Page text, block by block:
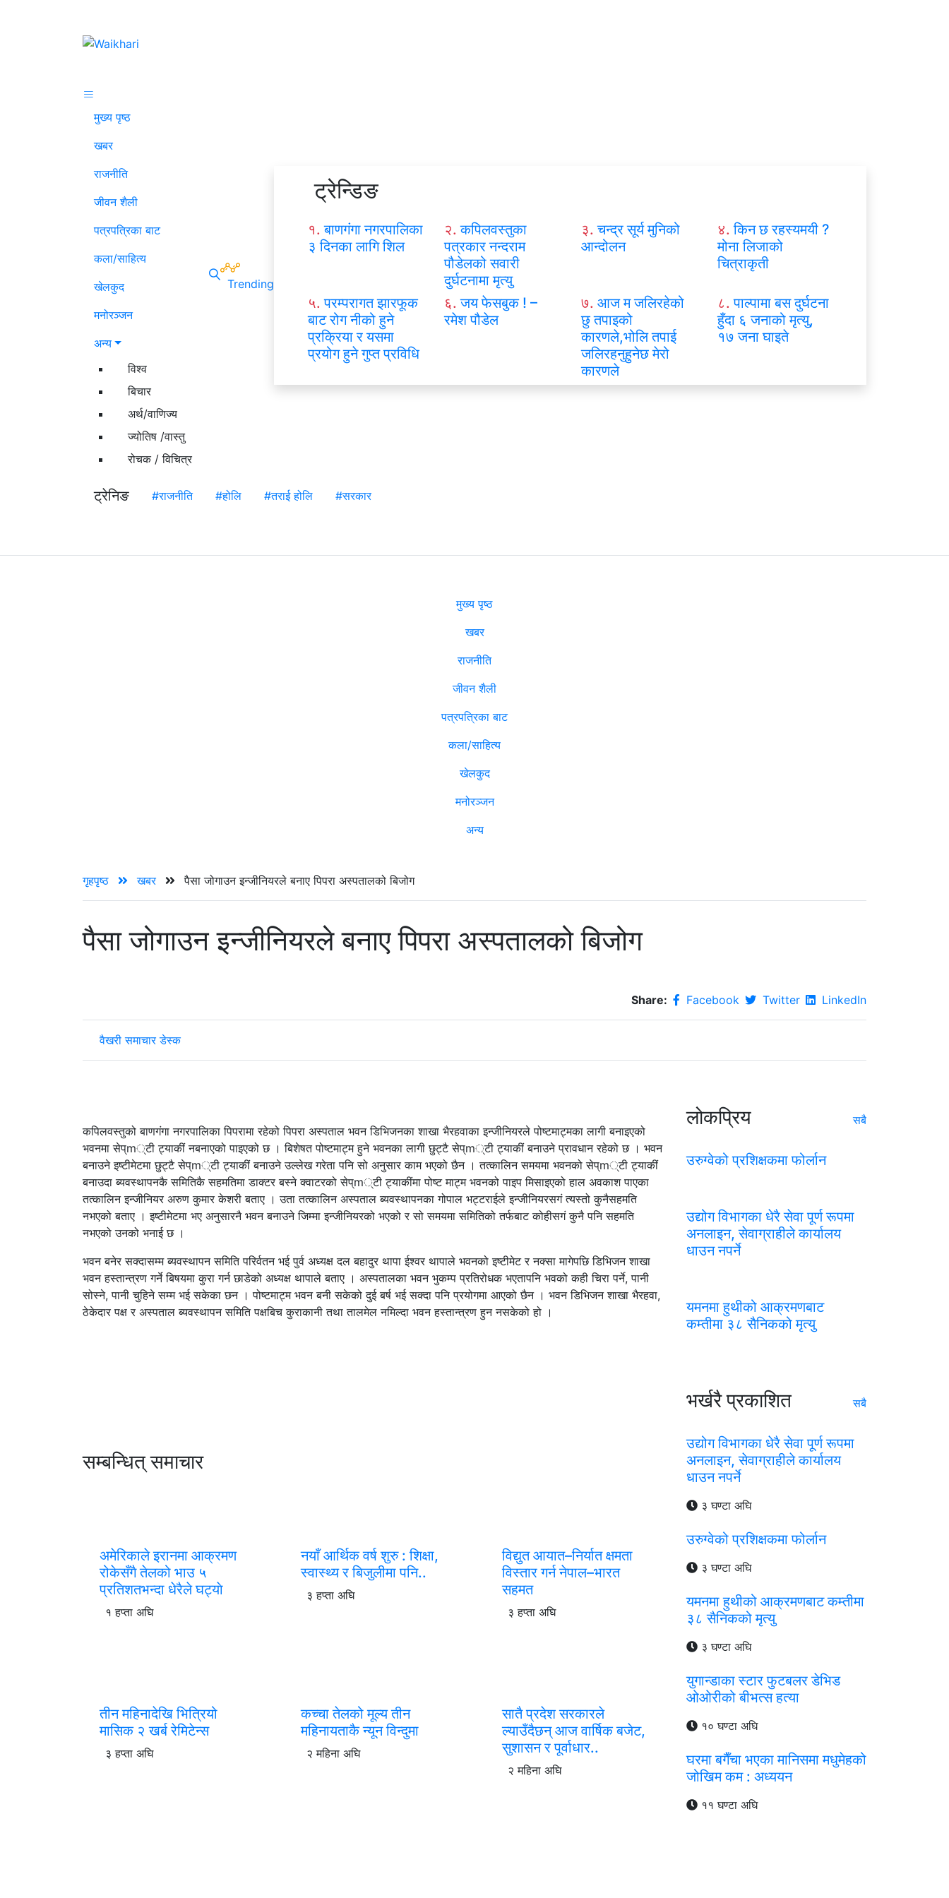
मुख्य पृष्ठ
खबर
राजनीति
जीवन शैली
पत्रपत्रिका बाट
कला/साहित्य
खेलकुद
मनोरञ्जन
अन्य
विश्व
बिचार
अर्थ/वाणिज्य
ज्योतिष /वास्तु
रोचक / विचित्र
Trending
ट्रेन्डिङ
१. बाणगंगा नगरपालिका
३ दिनका लागि शिल
२. कपिलवस्तुका
पत्रकार नन्दराम
पौडेलको सवारी
दुर्घटनामा मृत्यु
३. चन्द्र सूर्य मुनिको
आन्दोलन
४. किन छ रहस्यमयी ?
मोना लिजाको
चित्राकृती
५. परम्परागत झारफूक
बाट रोग नीको हुने
प्रक्रिया र यसमा
प्रयोग हुने गुप्त प्रविधि
६. जय फेसबुक ! –
रमेश पौडेल
७. आज म जलिरहेको
छु तपाइको
कारणले,भोलि तपाई
जलिरहनुहुनेछ मेरो
कारणले
८. पाल्पामा बस दुर्घटना
हुँदा ६ जनाको मृत्यु,
१७ जना घाइते
ट्रेनिङ #राजनीति #होलि #तराई होलि #सरकार
मुख्य पृष्ठ
खबर
राजनीति
जीवन शैली
पत्रपत्रिका बाट
कला/साहित्य
खेलकुद
मनोरञ्जन
अन्य
गृहपृष्ठ खबर पैसा जोगाउन इन्जीनियरले बनाए पिपरा अस्पतालको बिजोग
पैसा जोगाउन इन्जीनियरले बनाए पिपरा अस्पतालको बिजोग
Share: Facebook Twitter LinkedIn
वैखरी समाचार डेस्क
कपिलवस्तुको बाणगंगा नगरपालिका पिपरामा रहेको पिपरा अस्पताल भवन डिभिजनका शाखा भैरहवाका इन्जीनियरले पोष्टमाट्मका लागी बनाइएको
भवनमा सेप्m्टी ट्याकीं नबनाएको पाइएको छ । बिशेषत पोष्टमाट्म हुने भवनका लागी छुट्टै सेप्m्टी ट्याकीं बनाउने प्रावधान रहेको छ । भवन
बनाउने इष्टीमेटमा छुट्टै सेप्m्टी ट्याकीं बनाउने उल्लेख गरेता पनि सो अनुसार काम भएको छैन । तत्कालिन समयमा भवनको सेप्m्टी ट्याकीं
बनाउदा ब्यवस्थापनकै समितिकै सहमतिमा डाक्टर बस्ने क्वाटरको सेप्m्टी ट्याकींमा पोष्ट माट्म भवनको पाइप मिसाइएको हाल अवकाश पाएका
तत्कालिन इन्जीनियर अरुण कुमार केशरी बताए । उता तत्कालिन अस्पताल ब्यवस्थापनका गोपाल भट्टराईले इन्जीनियरसगं त्यस्तो कुनैसहमति
नभएको बताए । इष्टीमेटमा भए अनुसारनै भवन बनाउने जिम्मा इन्जीनियरको भएको र सो समयमा समितिको तर्फबाट कोहीसगं कुनै पनि सहमति
नभएको उनको भनाई छ ।
भवन बनेर सक्दासम्म ब्यवस्थापन समिति परिर्वतन भई पुर्व अध्यक्ष दल बहादुर थापा ईश्वर थापाले भवनको इष्टीमेट र नक्सा मागेपछि डिभिजन शाखा
भवन हस्तान्त्रण गर्ने बिषयमा कुरा गर्न छाडेको अध्यक्ष थापाले बताए । अस्पतालका भवन भुकम्प प्रतिरोधक भएतापनि भवको कही चिरा पर्ने, पानी
सोस्ने, पानी चुहिने सम्म भई सकेका छन । पोष्टमाट्म भवन बनी सकेको दुई बर्ष भई सक्दा पनि प्रयोगमा आएको छैन । भवन डिभिजन शाखा भैरहवा,
ठेकेदार पक्ष र अस्पताल ब्यवस्थापन समिति पक्षबिच कुराकानी तथा तालमेल नमिल्दा भवन हस्तान्त्रण हुन नसकेको हो ।
सम्बन्धित् समाचार
अमेरिकाले इरानमा आक्रमण
रोकेसँगै तेलको भाउ ५
प्रतिशतभन्दा धेरैले घट्याे
१ हप्ता अघि
नयाँ आर्थिक वर्ष शुरु : शिक्षा,
स्वास्थ्य र बिजुलीमा पनि..
३ हप्ता अघि
विद्युत आयात–निर्यात क्षमता
विस्तार गर्न नेपाल–भारत
सहमत
३ हप्ता अघि
तीन महिनादेखि भित्रियो
मासिक २ खर्ब रेमिटेन्स
३ हप्ता अघि
कच्चा तेलको मूल्य तीन
महिनायताकै न्यून विन्दुमा
२ महिना अघि
सातै प्रदेश सरकारले
ल्याउँदैछन् आज वार्षिक बजेट,
सुशासन र पूर्वाधार..
२ महिना अघि
लोकप्रिय सबै
उरुग्वेको प्रशिक्षकमा फोर्लान
उद्योग विभागका धेरै सेवा पूर्ण रूपमा
अनलाइन, सेवाग्राहीले कार्यालय
धाउन नपर्ने
यमनमा हुथीको आक्रमणबाट
कम्तीमा ३८ सैनिकको मृत्यु
भर्खरै प्रकाशित सबै
उद्योग विभागका धेरै सेवा पूर्ण रूपमा
अनलाइन, सेवाग्राहीले कार्यालय
धाउन नपर्ने
३ घण्टा अघि
उरुग्वेको प्रशिक्षकमा फोर्लान
३ घण्टा अघि
यमनमा हुथीको आक्रमणबाट कम्तीमा
३८ सैनिकको मृत्यु
३ घण्टा अघि
युगान्डाका स्टार फुटबलर डेभिड
ओओरीको बीभत्स हत्या
१० घण्टा अघि
घरमा बगैँचा भएका मानिसमा मधुमेहको
जोखिम कम : अध्ययन
११ घण्टा अघि